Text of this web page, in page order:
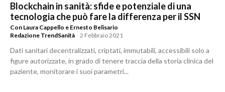
Blockchain in sanità: sfide e potenziale di una
tecnologia che può fare la differenza per il SSN
Con Laura Cappello e Ernesto Belisario
Redazione TrendSanità - 2 Febbraio 2021
Dati sanitari decentralizzati, criptati, immutabili, accessibili solo a
figure autorizzate, in grado di tenere traccia della storia clinica del
paziente, monitorare i suoi parametri...